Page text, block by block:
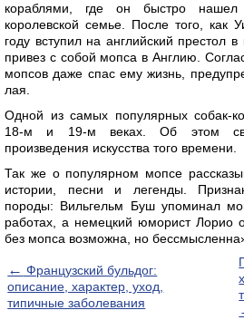
кораблями, где он быстро нашел
королевской семье. После того, как
году вступил на английский престол
привез с собой мопса в Англию.
мопсов даже спас ему жизнь,
лая.
Одной из самых популярных собак-
18-м и 19-м веках. Об этом
произведения искусства того времени.
Так же о популярном мопсе
истории, песни и легенды.
породы: Вильгельм Буш упоминал
работах, а немецкий юморист Лорио
без мопса возможна, но
← Французский бульдог:
описание, характер, уход,
типичные заболевания